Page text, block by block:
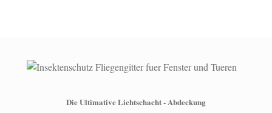
Die Ultimative Lichtschacht - Abdeckung